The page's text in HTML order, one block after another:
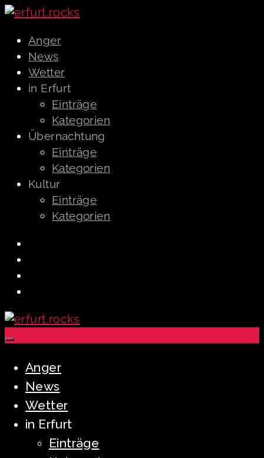
Anger
News
Wetter
in Erfurt
Einträge
Kategorien
Übernachtung
Einträge
Kategorien
Kultur
Einträge
Kategorien
Anger
News
Wetter
in Erfurt
Einträge